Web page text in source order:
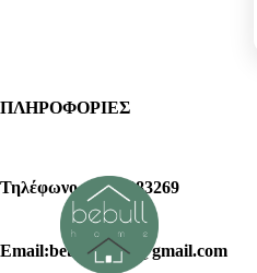
ΠΛΗΡΟΦΟΡΙΕΣ
Τηλέφωνο : 2102383269
Email:bebullhome@gmail.com